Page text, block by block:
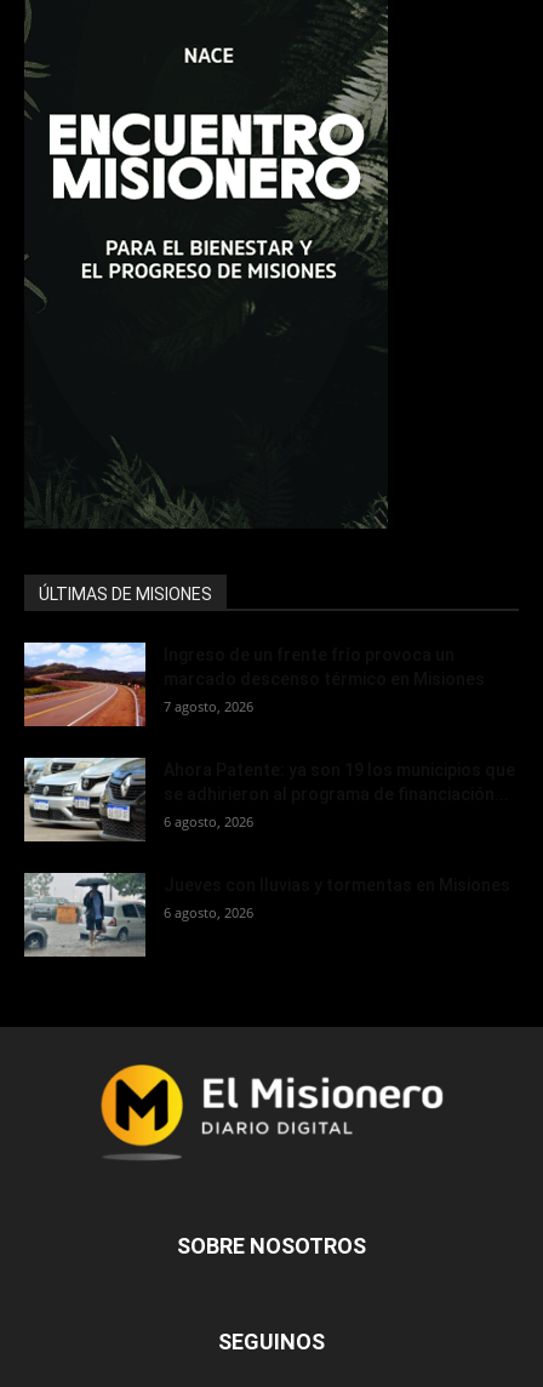
ÚLTIMAS DE MISIONES
7 agosto, 2026
6 agosto, 2026
6 agosto, 2026
SOBRE NOSOTROS
SEGUINOS